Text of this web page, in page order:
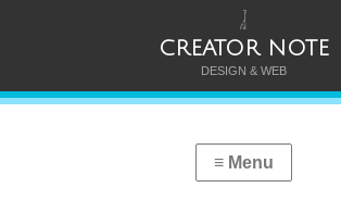
CREATOR NOTE
DESIGN & WEB